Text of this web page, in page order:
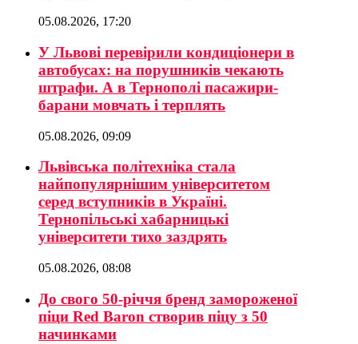
05.08.2026, 17:20
У Львові перевірили кондиціонери в
автобусах: на порушників чекають
штрафи. А в Тернополі пасажири-
барани мовчать і терплять
05.08.2026, 09:09
Львівська політехніка стала
найпопулярнішим університетом
серед вступників в Україні.
Тернопільські хабарницькі
університети тихо заздрять
05.08.2026, 08:08
До свого 50-річчя бренд замороженої
піци Red Baron створив піцу з 50
начинками